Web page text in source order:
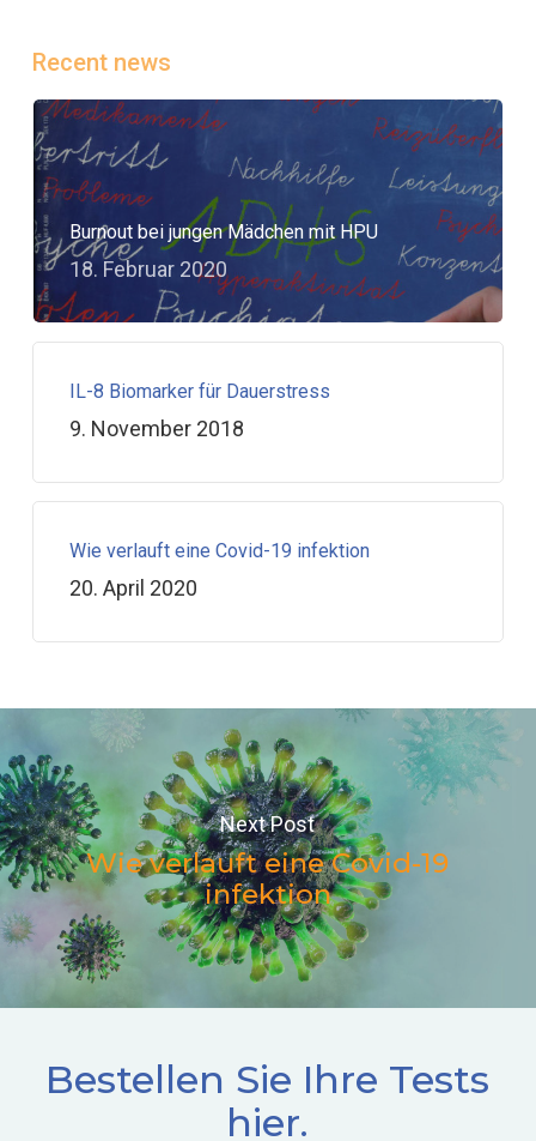
Recent news
Burnout bei jungen Mädchen mit HPU
18. Februar 2020
IL-8 Biomarker für Dauerstress
9. November 2018
Wie verlauft eine Covid-19 infektion
20. April 2020
Next Post
Wie verlauft eine Covid-19
infektion
Bestellen Sie Ihre Tests
hier.